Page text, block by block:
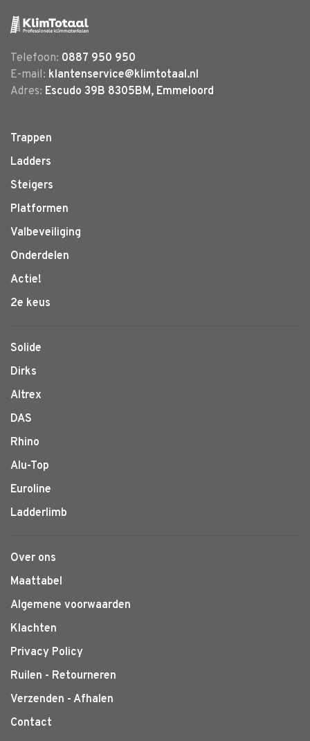
Telefoon: 0887 950 950
E-mail: klantenservice@klimtotaal.nl
Adres: Escudo 39B 8305BM, Emmeloord
Trappen
Ladders
Steigers
Platformen
Valbeveiliging
Onderdelen
Actie!
2e keus
Solide
Dirks
Altrex
DAS
Rhino
Alu-Top
Euroline
Ladderlimb
Over ons
Maattabel
Algemene voorwaarden
Klachten
Privacy Policy
Ruilen - Retourneren
Verzenden - Afhalen
Contact